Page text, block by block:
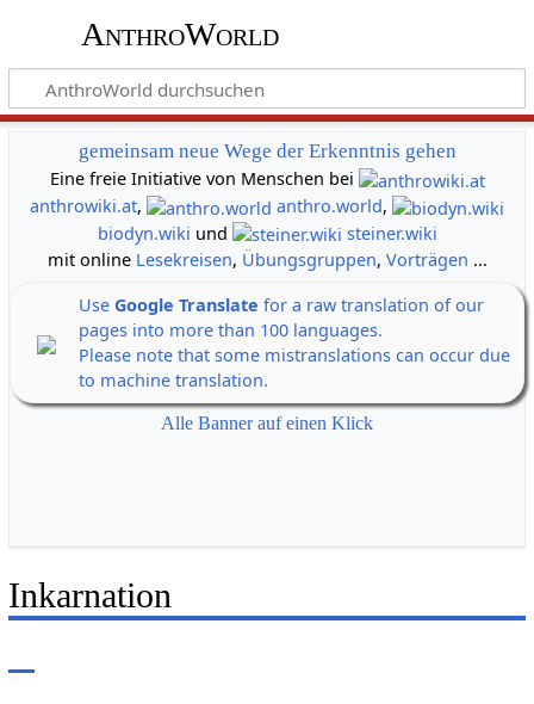
AnthroWorld
gemeinsam neue Wege der Erkenntnis gehen
Eine freie Initiative von Menschen bei
anthrowiki.at, anthro.world,
biodyn.wiki und
steiner.wiki
mit online Lesekreisen, Übungsgruppen, Vorträgen ...
Use Google Translate for a raw translation of our
pages into more than 100 languages.
Please note that some mistranslations can occur due
to machine translation.
Alle Banner auf einen Klick
Inkarnation